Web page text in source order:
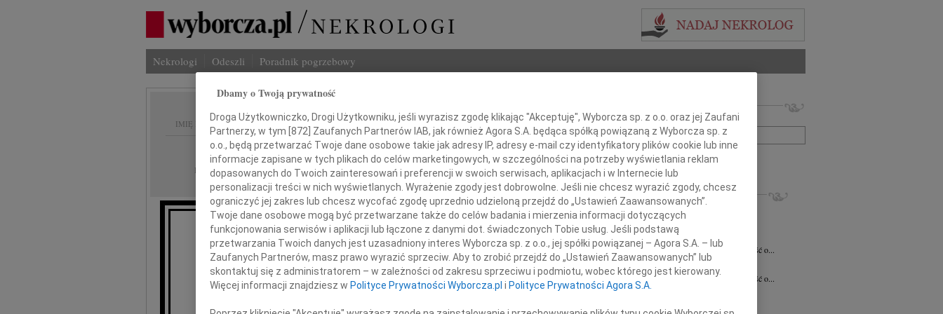
Nekrologi Odeszli Poradnik pogrzebowy
IMIĘ I NAZWISKO:
REGION: Białystok
DATA EMISJI: 20.09.2019
Darkowi Żero
wyrazy współczucia z powodu śmierci
Imię i nazwisko lub numer ogłoszenia:
+ szukanie zaawansowane
INNE NEKROLOGI
22.07.2026Białystok
Pani notariusz Halinie Dorocie Agaciak...
Paweł Niemyjski06.07.2026
Z głębokim smutkiem przyjęliśmy wiadomość o...
Jerzy Kulesza
23.06.2026
Z głębokim smutkiem przyjęliśmy wiadomość o...
22.06.2026
Wyrazy szczerego współczucia i...
Dbamy o Twoją prywatność
Droga Użytkowniczko, Drogi Użytkowniku, jeśli wyrazisz zgodę klikając "Akceptuję", Wyborcza sp. z o.o. oraz jej Zaufani
Partnerzy, w tym [872] Zaufanych Partnerów IAB, jak również Agora S.A. będąca spółką powiązaną z Wyborcza sp. z
o.o., będą przetwarzać Twoje dane osobowe takie jak adresy IP, adresy e-mail czy identyfikatory plików cookie lub inne
informacje zapisane w tych plikach do celów marketingowych, w szczególności na potrzeby wyświetlania reklam
dopasowanych do Twoich zainteresowań i preferencji w swoich serwisach, aplikacjach i w Internecie lub
personalizacji treści w nich wyświetlanych. Wyrażenie zgody jest dobrowolne. Jeśli nie chcesz wyrazić zgody, chcesz
ograniczyć jej zakres lub chcesz wycofać zgodę uprzednio udzieloną przejdź do „Ustawień Zaawansowanych”.
Twoje dane osobowe mogą być przetwarzane także do celów badania i mierzenia informacji dotyczących
funkcjonowania serwisów i aplikacji lub łączone z danymi dot. świadczonych Tobie usług. Jeśli podstawą
przetwarzania Twoich danych jest uzasadniony interes Wyborcza sp. z o.o., jej spółki powiązanej – Agora S.A. – lub
Zaufanych Partnerów, masz prawo wyrazić sprzeciw. Aby to zrobić przejdź do „Ustawień Zaawansowanych” lub
skontaktuj się z administratorem – w zależności od zakresu sprzeciwu i podmiotu, wobec którego jest kierowany.
Więcej informacji znajdziesz w Polityce Prywatności Wyborcza.pl i Polityce Prywatności Agora S.A.